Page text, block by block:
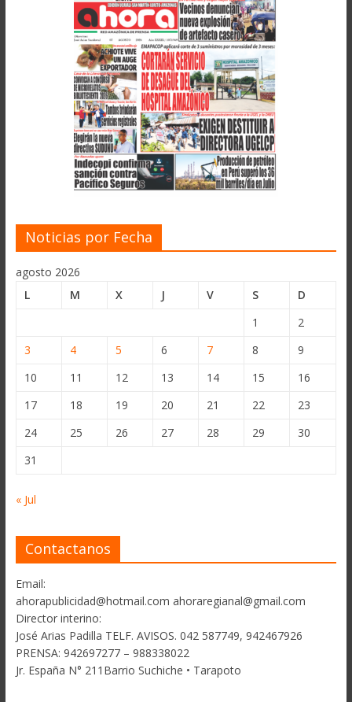
Noticias por Fecha
agosto 2026
L
M X J V S
D
1
2
3
4 5 6 7 8
9
10
11 12 13 14 15
16
17
18 19 20 21 22
23
24
25 26 27 28 29
30
31
« Jul
Contactanos
Email:
ahorapublicidad@hotmail.com ahoraregianal@gmail.com
Director interino:
José Arias Padilla TELF. AVISOS. 042 587749, 942467926
PRENSA: 942697277 – 988338022
Jr. España N° 211Barrio Suchiche • Tarapoto